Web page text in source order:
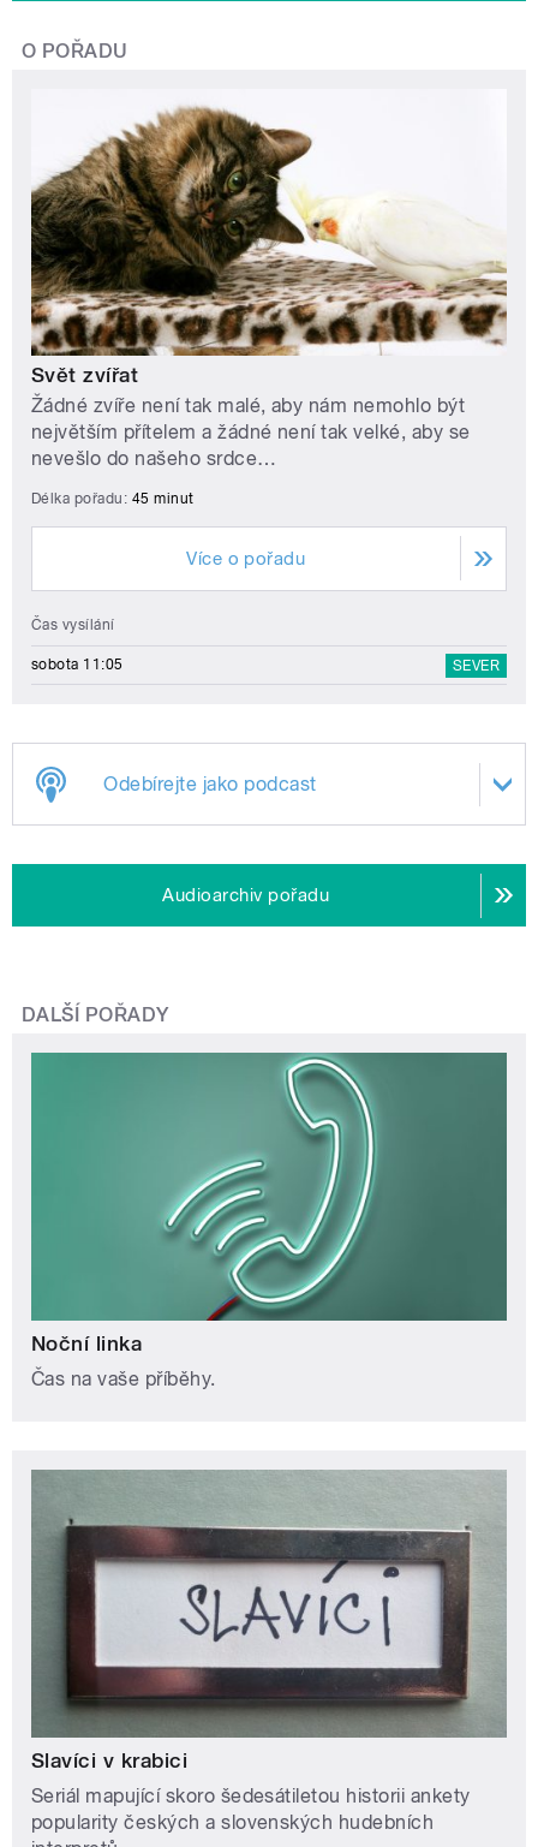
O POŘADU
Svět zvířat
Žádné zvíře není tak malé, aby nám nemohlo být
největším přítelem a žádné není tak velké, aby se
nevešlo do našeho srdce…
Délka pořadu: 45 minut
Více o pořadu
Čas vysílání
sobota 11:05 SEVER
Odebírejte jako podcast
Audioarchiv pořadu
DALŠÍ POŘADY
Noční linka
Čas na vaše příběhy.
Slavíci v krabici
Seriál mapující skoro šedesátiletou historii ankety
popularity českých a slovenských hudebních